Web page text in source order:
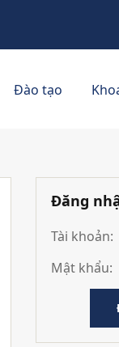
Đào tạo
Đăng
Tài khoản:
Mật khẩu: